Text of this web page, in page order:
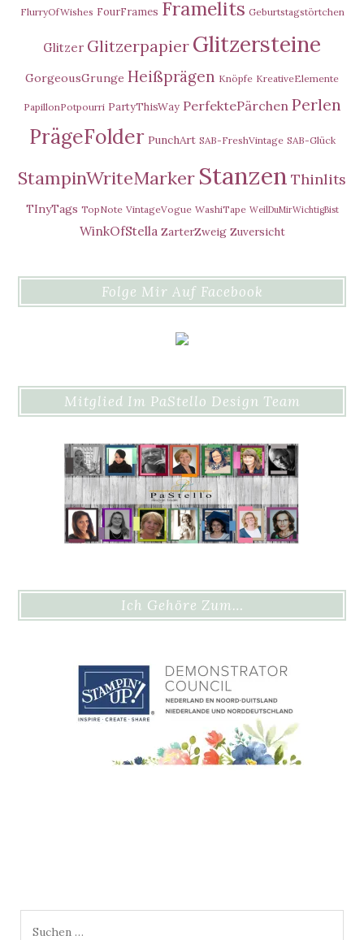
FlurryOfWishes FourFrames Framelits Geburtstagstörtchen
Glitzer Glitzerpapier Glitzersteine
GorgeousGrunge Heißprägen Knöpfe KreativeElemente
PapillonPotpourri PartyThisWay PerfektePärchen Perlen
PrägeFolder PunchArt SAB-FreshVintage SAB-Glück
StampinWriteMarker Stanzen Thinlits
TInyTags TopNote VintageVogue WashiTape WeilDuMirWichtigBist
WinkOfStella ZarterZweig Zuversicht
Folge Mir Auf Facebook
Mitglied Im PaStello Design Team
Ich Gehöre Zum…